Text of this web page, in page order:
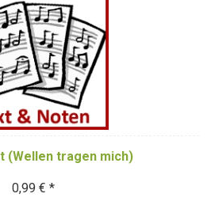
(Wellen tragen mich)
0,99 € *